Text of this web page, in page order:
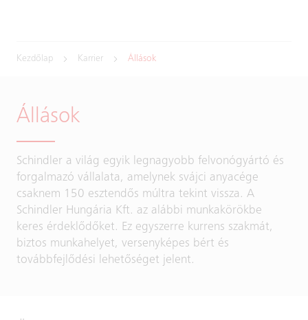
Kezdőlap Karrier Állások
Állások
Schindler a világ egyik legnagyobb felvonógyártó és
forgalmazó vállalata, amelynek svájci anyacége
csaknem 150 esztendős múltra tekint vissza. A
Schindler Hungária Kft. az alábbi munkakörökbe
keres érdeklődőket. Ez egyszerre kurrens szakmát,
biztos munkahelyet, versenyképes bért és
továbbfejlődési lehetőséget jelent.